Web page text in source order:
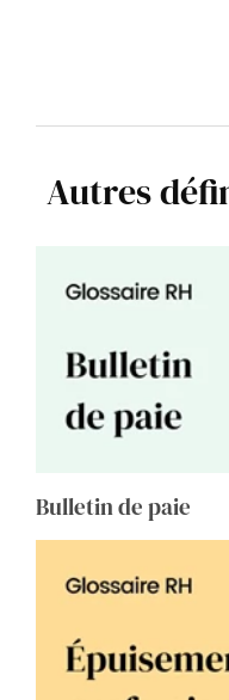
Autres
Bulletin de paie